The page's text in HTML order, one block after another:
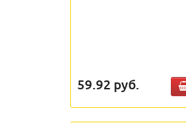
59.92 руб.